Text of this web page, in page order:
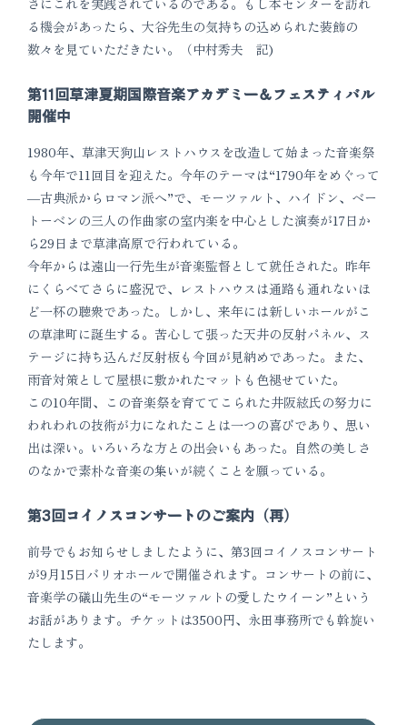
さにこれを実践されているのである。もし本センターを訪れ
る機会があったら、大谷先生の気持ちの込められた装飾の
数々を見ていただきたい。（中村秀夫 記)
第11回草津夏期国際音楽アカデミー＆フェスティバル
開催中
1980年、草津天狗山レストハウスを改造して始まった音楽祭
も今年で11回目を迎えた。今年のテーマは“1790年をめぐって
―古典派からロマン派へ”で、モーツァルト、ハイドン、ベー
トーベンの三人の作曲家の室内楽を中心とした演奏が17日か
ら29日まで草津高原で行われている。
今年からは遠山一行先生が音楽監督として就任された。昨年
にくらべてさらに盛況で、レストハウスは通路も通れないほ
ど一杯の聴衆であった。しかし、来年には新しいホールがこ
の草津町に誕生する。苦心して張った天井の反射パネル、ス
テージに持ち込んだ反射板も今回が見納めであった。また、
雨音対策として屋根に敷かれたマットも色褪せていた。
この10年間、この音楽祭を育ててこられた井阪絃氏の努力に
われわれの技術が力になれたことは一つの喜びであり、思い
出は深い。いろいろな方との出会いもあった。自然の美しさ
のなかで素朴な音楽の集いが続くことを願っている。
第3回コイノスコンサートのご案内（再）
前号でもお知らせしましたように、第3回コイノスコンサート
が9月15日バリオホールで開催されます。コンサートの前に、
音楽学の礒山先生の“モーツァルトの愛したウイーン”という
お話があります。チケットは3500円、永田事務所でも斡旋い
たします。